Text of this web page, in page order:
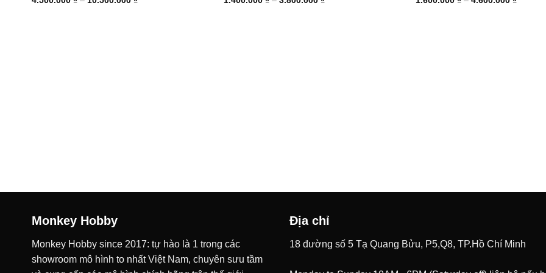
Monkey Hobby
Monkey Hobby since 2017: tự hào là 1 trong các
showroom mô hình to nhất Việt Nam, chuyên sưu tầm
Địa chỉ
18 đường số 5 Tạ Quang Bửu, P5,Q8, TP.Hồ Chí Minh